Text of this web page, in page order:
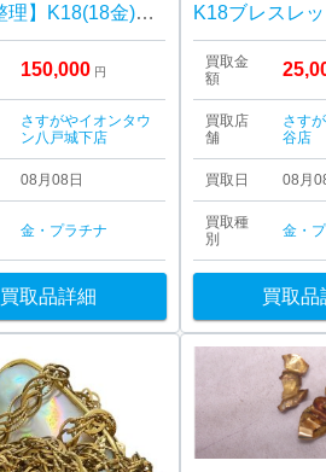
【遺品整理】K18(18金)リング
150,000 円
さすがやイオンタウ
ン八戸城下店
08月08日
金・プラチナ
買取品詳細
買取金
額
買取店
舗
さす
谷店
買取日 08月
買取種
別
金・
買取品